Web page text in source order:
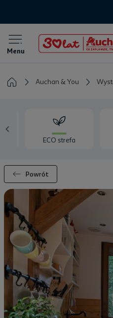
Menu
Auchan & You
ECO strefa
Powrót